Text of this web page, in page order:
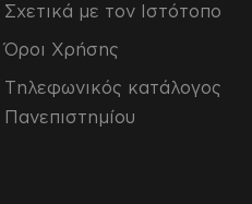
Σχετικά με τον Ιστότοπο
Όροι Χρήσης
Τηλεφωνικός κατάλογος
Πανεπιστημίου